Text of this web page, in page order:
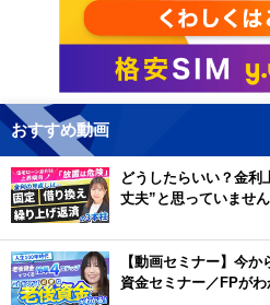
おすすめ動画
どうしたらいい？金利
丈夫”と思っていませ
【動画セミナー】今
資金セミナー／FPがわ